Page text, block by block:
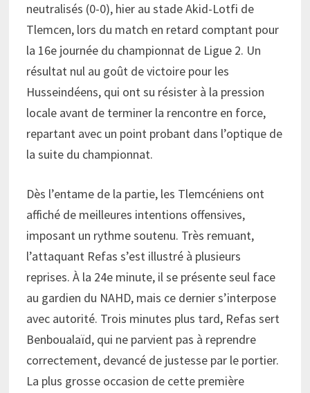
neutralisés (0-0), hier au stade Akid-Lotfi de
Tlemcen, lors du match en retard comptant pour
la 16e journée du championnat de Ligue 2. Un
résultat nul au goût de victoire pour les
Husseindéens, qui ont su résister à la pression
locale avant de terminer la rencontre en force,
repartant avec un point probant dans l’optique de
la suite du championnat.
Dès l’entame de la partie, les Tlemcéniens ont
affiché de meilleures intentions offensives,
imposant un rythme soutenu. Très remuant,
l’attaquant Refas s’est illustré à plusieurs
reprises. À la 24e minute, il se présente seul face
au gardien du NAHD, mais ce dernier s’interpose
avec autorité. Trois minutes plus tard, Refas sert
Benboualaïd, qui ne parvient pas à reprendre
correctement, devancé de justesse par le portier.
La plus grosse occasion de cette première